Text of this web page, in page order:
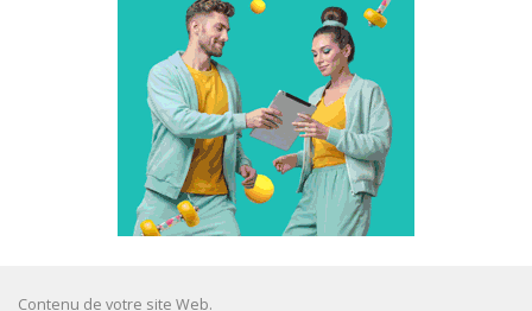
Contenu de votre site Web.